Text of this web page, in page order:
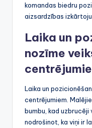
komandas biedru
aizsardzības
Laika un
nozīme
Laika un
centrējumiem.
bumbu, kad uzbrucēji
nodrošinot, ka viņi ir